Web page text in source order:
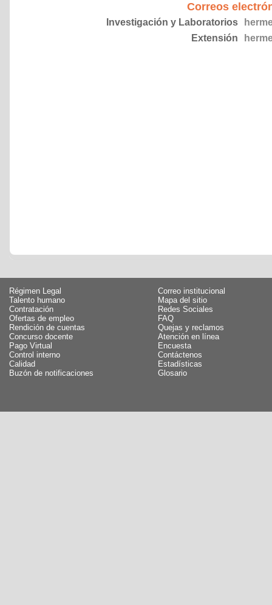
Correos
Investigación y Laboratorios
Extensión
Régimen Legal
Talento humano
Contratación
Ofertas de empleo
Rendición de cuentas
Concurso docente
Pago Virtual
Control interno
Calidad
Buzón de notificaciones
Correo institucional
Mapa del sitio
Redes Sociales
FAQ
Quejas y reclamos
Atención en línea
Encuesta
Contáctenos
Estadísticas
Glosario